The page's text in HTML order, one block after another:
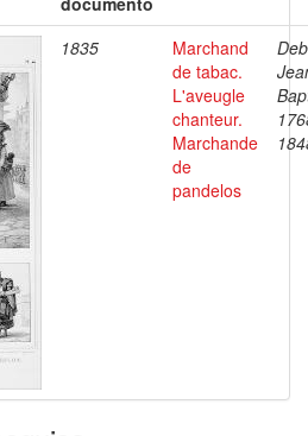
1835
Marchand
de tabac.
L'aveugle
chanteur.
Marchande
de
pandelos